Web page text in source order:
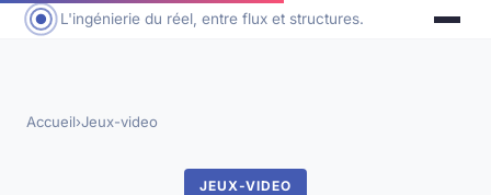
L'ingénierie du réel, entre flux et structures.
Accueil›Jeux-video
JEUX-VIDEO